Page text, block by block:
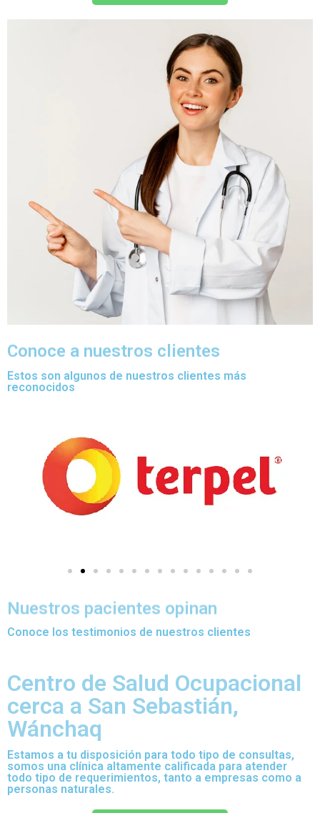
Conoce a nuestros clientes
Estos son algunos de nuestros clientes más
reconocidos
Nuestros pacientes opinan
Conoce los testimonios de nuestros clientes
Centro de Salud Ocupacional
cerca a San Sebastián,
Wánchaq
Estamos a tu disposición para todo tipo de consultas,
somos una clínica altamente calificada para atender
todo tipo de requerimientos, tanto a empresas como a
personas naturales.